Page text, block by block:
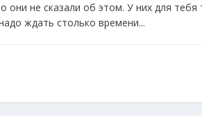
не сказали об этом. У них для тебя
ждать столько времени...